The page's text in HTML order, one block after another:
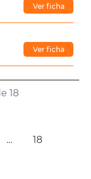
Ver ficha
Ver ficha
18
…
18